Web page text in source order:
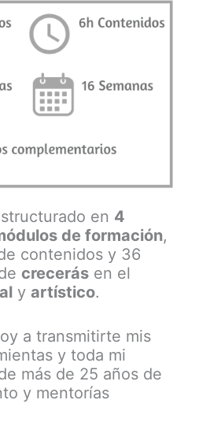
en 4
de formación,
contenidos y 36
crecerásen el
y artístico.
a transmitirte mis
y toda mi
más de 25 años de
y mentorías